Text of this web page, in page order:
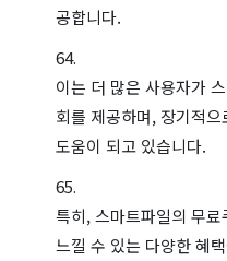
공합니다.
이는 더 많은 사용자가
회를 제공하며, 장기적
도움이 되고 있습니다.
특히, 스마트파일의 무
느낄 수 있는 다양한 혜